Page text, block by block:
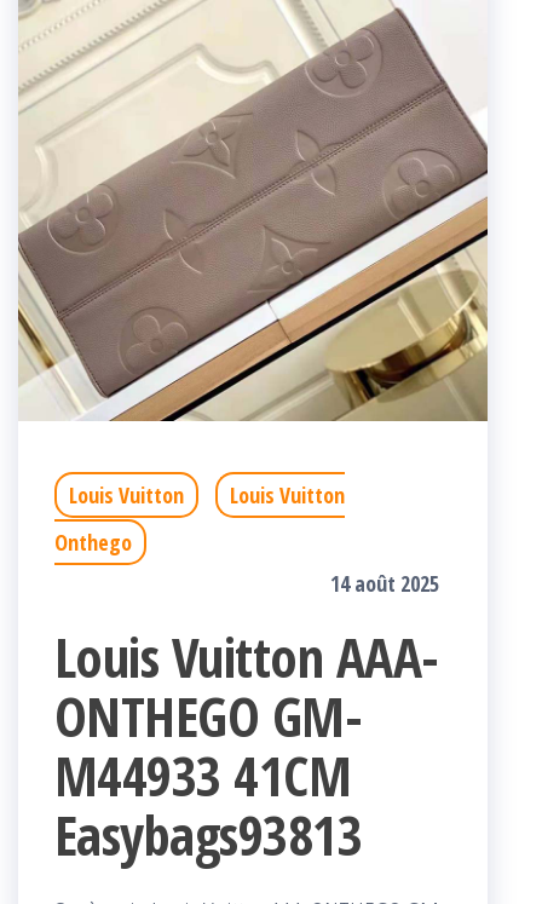
Louis Vuitton
Louis Vuitton
Onthego
14 août 2025
Louis Vuitton AAA-
ONTHEGO GM-
M44933 41CM
Easybags93813